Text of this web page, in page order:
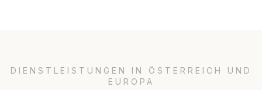
DIENSTLEISTUNGEN IN ÖSTERREICH UND
EUROPA